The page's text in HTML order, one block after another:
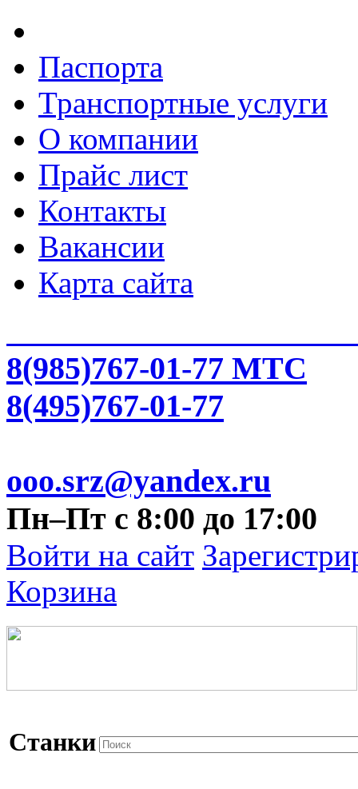
Паспорта
Транспортные услуги
О компании
Прайс лист
Контакты
Вакансии
Карта сайта
8(985)767-01-77 МТС
8(495)767-01-77
ooo.srz@yandex.ru
Пн–Пт с 8:00 до 17:00
Войти на сайт
Корзина
Станки